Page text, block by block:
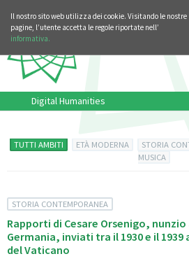
Il nostro sito web utilizza dei cookie. Visitando le nostre
pagine, l’utente accetta le regole riportate nell’
informativa.
Digital Humanities
TUTTI AMBITI ETÀ MODERNA STORIA
MUSICA
STORIA CONTEMPORANEA
Rapporti di Cesare Orsenigo,
Germania, inviati tra il 1930 e il
del Vaticano